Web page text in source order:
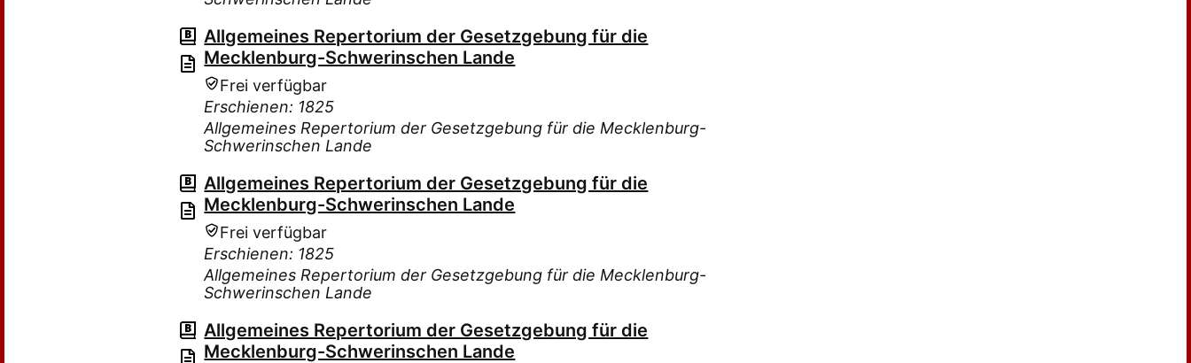
Allgemeines Repertorium der Gesetzgebung für die
Mecklenburg-Schwerinschen Lande
Frei verfügbar
Erschienen: 1825
Allgemeines Repertorium der Gesetzgebung für die Mecklenburg-
Schwerinschen Lande
Allgemeines Repertorium der Gesetzgebung für die
Mecklenburg-Schwerinschen Lande
Frei verfügbar
Erschienen: 1825
Allgemeines Repertorium der Gesetzgebung für die Mecklenburg-
Schwerinschen Lande
Allgemeines Repertorium der Gesetzgebung für die
Mecklenburg-Schwerinschen Lande